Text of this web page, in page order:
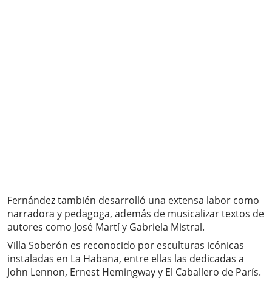
Fernández también desarrolló una extensa labor como
narradora y pedagoga, además de musicalizar textos de
autores como José Martí y Gabriela Mistral.
Villa Soberón es reconocido por esculturas icónicas
instaladas en La Habana, entre ellas las dedicadas a
John Lennon, Ernest Hemingway y El Caballero de París.